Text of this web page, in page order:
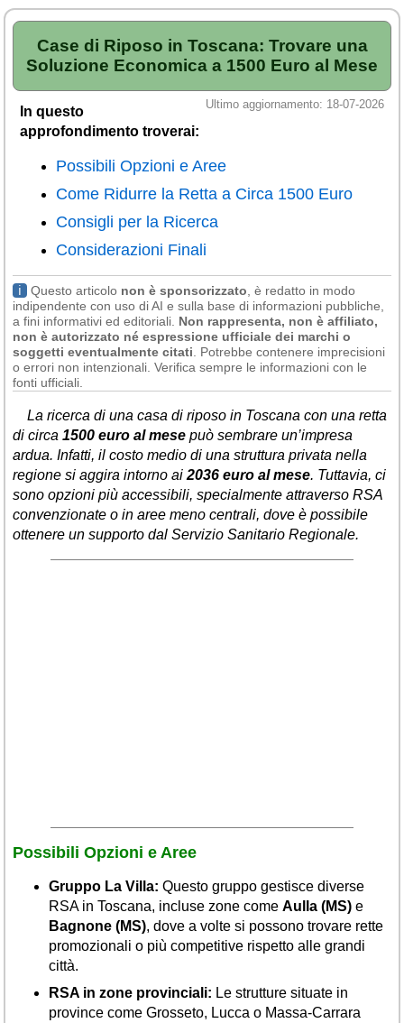
Case di Riposo in Toscana: Trovare una
Soluzione Economica a 1500 Euro al Mese
Ultimo aggiornamento: 18-07-2026
In questo
approfondimento troverai:
Possibili Opzioni e Aree
Come Ridurre la Retta a Circa 1500 Euro
Consigli per la Ricerca
Considerazioni Finali
ℹ Questo articolo non è sponsorizzato , è redatto in modo
indipendente con uso di AI e sulla base di informazioni pubbliche,
a fini informativi ed editoriali. Non rappresenta, non è affiliato,
non è autorizzato né espressione ufficiale dei marchi o
soggetti eventualmente citati . Potrebbe contenere imprecisioni
o errori non intenzionali. Verifica sempre le informazioni con le
fonti ufficiali.
La ricerca di una casa di riposo in Toscana con una retta
di circa 1500 euro al mese può sembrare un’impresa
ardua. Infatti, il costo medio di una struttura privata nella
regione si aggira intorno ai 2036 euro al mese. Tuttavia, ci
sono opzioni più accessibili, specialmente attraverso RSA
convenzionate o in aree meno centrali, dove è possibile
ottenere un supporto dal Servizio Sanitario Regionale.
Possibili Opzioni e Aree
Gruppo La Villa: Questo gruppo gestisce diverse
RSA in Toscana, incluse zone come Aulla (MS) e
Bagnone (MS), dove a volte si possono trovare rette
promozionali o più competitive rispetto alle grandi
città.
RSA in zone provinciali: Le strutture situate in
province come Grosseto, Lucca o Massa-Carrara